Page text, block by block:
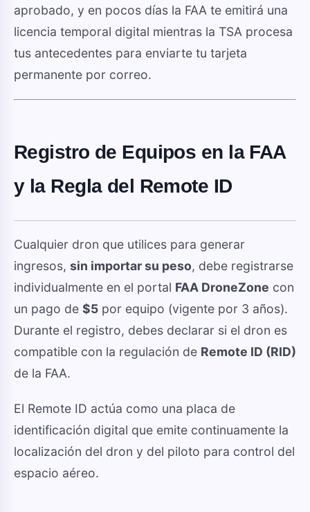
aprobado, y en pocos días la FAA te emitirá una
licencia temporal digital mientras la TSA procesa
tus antecedentes para enviarte tu tarjeta
permanente por correo.
Registro de Equipos en la FAA
y la Regla del Remote ID
Cualquier dron que utilices para generar
ingresos, sin importar su peso, debe registrarse
individualmente en el portal FAA DroneZone con
un pago de $5 por equipo (vigente por 3 años).
Durante el registro, debes declarar si el dron es
compatible con la regulación de Remote ID (RID)
de la FAA.
El Remote ID actúa como una placa de
identificación digital que emite continuamente la
localización del dron y del piloto para control del
espacio aéreo.